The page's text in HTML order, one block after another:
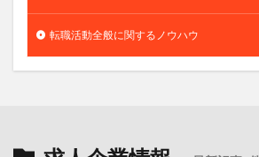
転職活動全般に関するノウハウ